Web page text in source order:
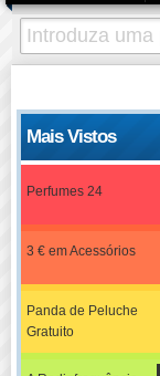
Mais Vistos
Perfumes 24
3 € em Acessórios
Panda de Peluche
Gratuito